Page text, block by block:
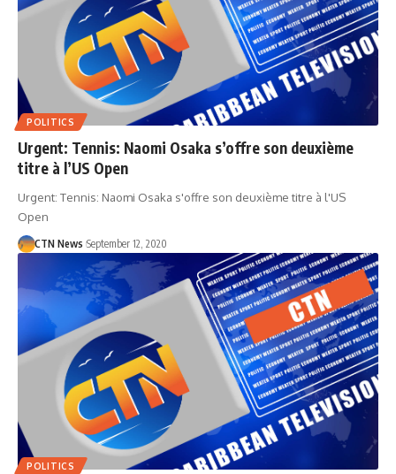
POLITICS
Urgent: Tennis: Naomi Osaka s’offre son deuxième
titre à l’US Open
Urgent: Tennis: Naomi Osaka s'offre son deuxième titre à l'US
Open
CTN News September 12, 2020
POLITICS